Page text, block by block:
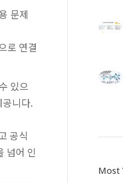
문제
로 연결
있으
공니다.
공식
넘어 인
Most